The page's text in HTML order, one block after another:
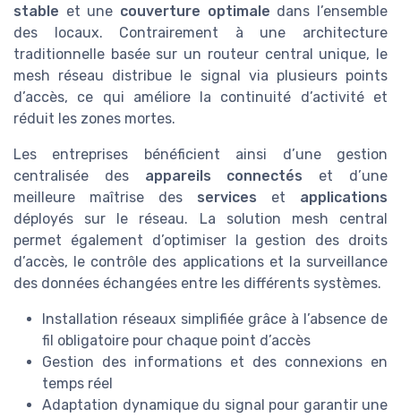
stable et une couverture optimale dans l’ensemble
des locaux. Contrairement à une architecture
traditionnelle basée sur un routeur central unique, le
mesh réseau distribue le signal via plusieurs points
d’accès, ce qui améliore la continuité d’activité et
réduit les zones mortes.
Les entreprises bénéficient ainsi d’une gestion
centralisée des appareils connectés et d’une
meilleure maîtrise des services et applications
déployés sur le réseau. La solution mesh central
permet également d’optimiser la gestion des droits
d’accès, le contrôle des applications et la surveillance
des données échangées entre les différents systèmes.
Installation réseaux simplifiée grâce à l’absence de
fil obligatoire pour chaque point d’accès
Gestion des informations et des connexions en
temps réel
Adaptation dynamique du signal pour garantir une